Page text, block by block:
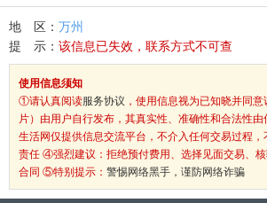
地 区： 万州
提 示： 该信息已失效，联系方式不可查
使用信息须知
①请认真阅读服务协议 ，使用信息视为已知晓并同
片）由用户自行发布，其真实性、准确性和合法性
生活网仅提供信息交流平台，不介入任何交易过程
责任 ④强烈建议：拒绝预付费用、选择见面交易、
合同 ⑤特别提示： 警惕网络黑手，谨防网络诈骗